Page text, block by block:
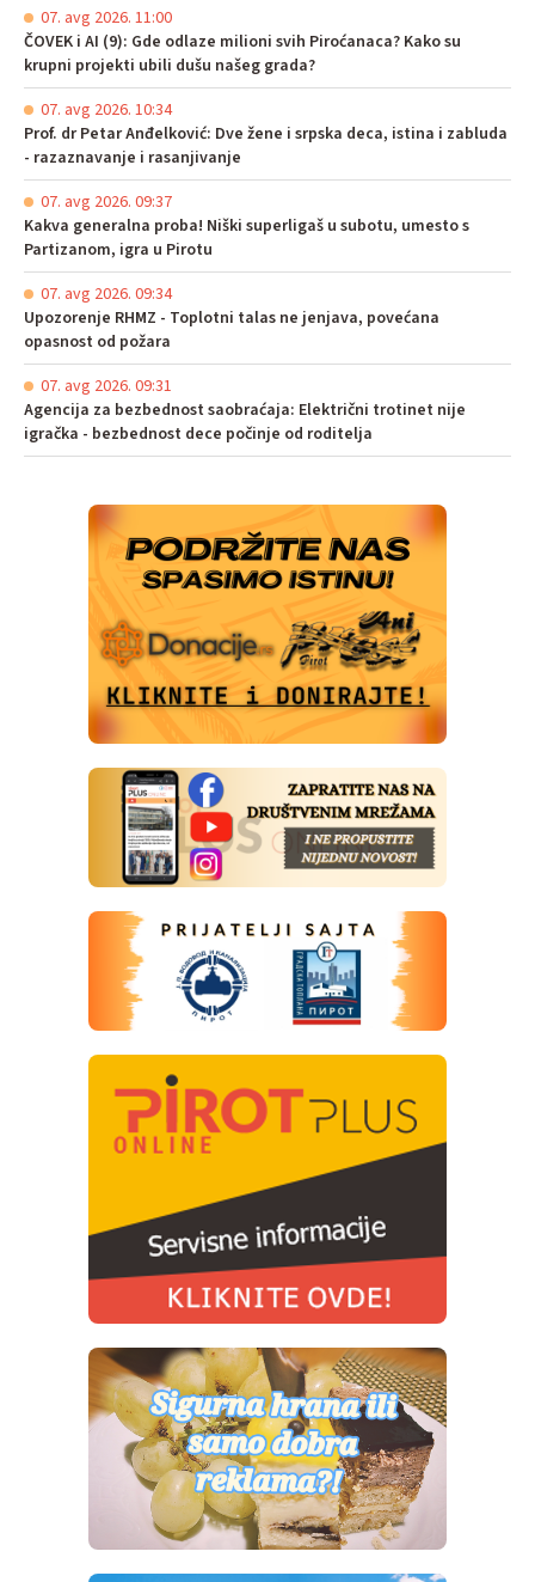
07. avg 2026. 11:00
ČOVEK i AI (9): Gde odlaze milioni svih Piroćanaca? Kako su
krupni projekti ubili dušu našeg grada?
07. avg 2026. 10:34
Prof. dr Petar Anđelković: Dve žene i srpska deca, istina i zabluda
- razaznavanje i rasanjivanje
07. avg 2026. 09:37
Kakva generalna proba! Niški superligaš u subotu, umesto s
Partizanom, igra u Pirotu
07. avg 2026. 09:34
Upozorenje RHMZ - Toplotni talas ne jenjava, povećana
opasnost od požara
07. avg 2026. 09:31
Agencija za bezbednost saobraćaja: Električni trotinet nije
igračka - bezbednost dece počinje od roditelja